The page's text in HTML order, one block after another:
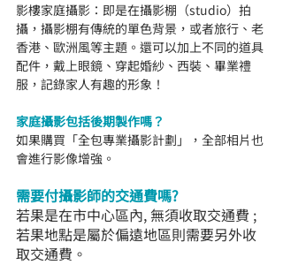
影樓家庭攝影：即是在攝影棚（studio）拍
攝，攝影棚有傳統的單色背景，或者旅行、老
香港、歐洲風等主題。還可以加上不同的道具
配件，戴上眼鏡、穿起婚紗、西裝、畢業禮
服，記錄家人有趣的形象！
家庭攝影包括後期製作嗎？
如果購買「全包專業攝影計劃」，全部相片也
會進行影像增強。
需要付攝影師的交通費嗎?
若果是在市中心區內, 無須收取交通費 ;
若果地點是屬於偏遠地區則需要另外收
取交通費。